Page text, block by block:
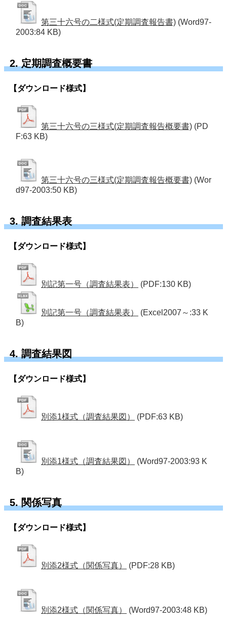
第三十六号の二様式(定期調査報告書) (Word97-
2003:84 KB)
2. 定期調査概要書
【ダウンロード様式】
第三十六号の三様式(定期調査報告概要書) (PD
F:63 KB)
第三十六号の三様式(定期調査報告概要書) (Wor
d97-2003:50 KB)
3. 調査結果表
【ダウンロード様式】
別記第一号（調査結果表） (PDF:130 KB)
別記第一号（調査結果表）
(Excel2007～:33 K
B)
4. 調査結果図
【ダウンロード様式】
別添1様式（調査結果図） (PDF:63 KB)
別添1様式（調査結果図）
(Word97-2003:93 K
B)
5. 関係写真
【ダウンロード様式】
別添2様式（関係写真） (PDF:28 KB)
別添2様式（関係写真） (Word97-2003:48 KB)